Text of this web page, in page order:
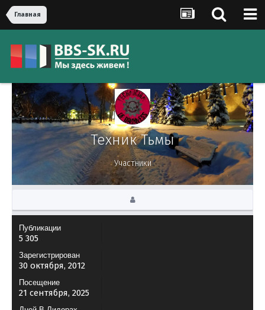
Главная
Техник Тьмы
Участники
Публикации
5 305
Зарегистрирован
30 октября, 2012
Посещение
21 сентября, 2025